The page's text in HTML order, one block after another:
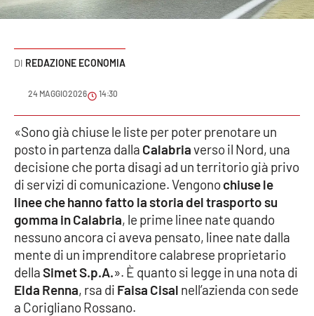
Sport
Meteo
Editoriali
VIDEO
Ambiente
Cronaca
Cultura
REDAZIONE ECONOMIA
24 MAGGIO 2026 14:30
«Sono già chiuse le liste per poter prenotare un
posto in partenza dalla Calabriaverso il Nord, una
decisione che porta disagi ad un territorio già privo
di servizi di comunicazione. Vengonochiuse le
linee che hanno fatto la storia del trasporto su
gomma in Calabria, le prime linee nate quando
nessuno ancora ci aveva pensato, linee nate dalla
mente di un imprenditore calabrese proprietario
dellaSimet S.p.A.». È quanto si legge in una nota di
Elda Renna, rsa di Faisa Cisal nell’azienda con sede
a Corigliano Rossano.